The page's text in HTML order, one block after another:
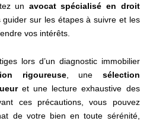
un avocat spécialisé en droit
sur les étapes à suivre et les
vos intérêts.
lors d’un diagnostic immobilier
rigoureuse, une sélection
et une lecture exhaustive des
ces précautions, vous pouvez
de votre bien en toute sérénité,